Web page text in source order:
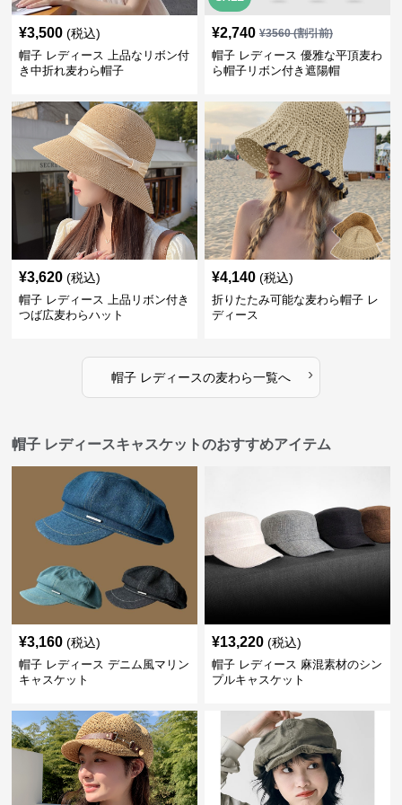
¥3,500 (税込)
帽子 レディース 上品なリボン付
き中折れ麦わら帽子
¥2,740 ¥3560(割引前)
帽子 レディース 優雅な平頂麦わ
ら帽子リボン付き遮陽帽
¥3,620 (税込)
帽子 レディース 上品リボン付き
つば広麦わらハット
¥4,140 (税込)
折りたたみ可能な麦わら帽子 レ
ディース
帽子 レディースの麦わら一覧へ ›
帽子 レディースキャスケットのおすすめアイテム
¥3,160 (税込)
帽子 レディース デニム風マリン
キャスケット
¥13,220 (税込)
帽子 レディース 麻混素材のシン
プルキャスケット